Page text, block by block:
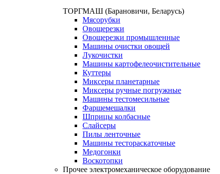
ТОРГМАШ (Барановичи, Беларусь)
Мясорубки
Овощерезки
Овощерезки промышленные
Машины очистки овощей
Лукочистки
Машины картофелеочистительные
Куттеры
Миксеры планетарные
Миксеры ручные погружные
Машины тестомесильные
Фаршемешалки
Шприцы колбасные
Слайсеры
Пилы ленточные
Машины тестораскаточные
Медогонки
Воскотопки
Прочее электромеханическое оборудование